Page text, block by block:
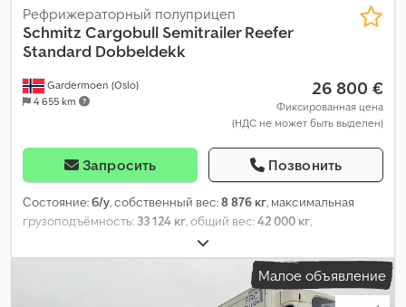
Gardermoen (Oslo)
4 655 km
Рефрижераторный полуприцеп
Schmitz Cargobull Semitrailer Reefer
Standard Dobbeldekk
26 800 €
Фиксированная цена
(НДС не может быть выделен)
Запросить Позвонить
Состояние:б/у, собственный вес:8 876 кг, максимальная
грузоподъёмность: 33 124 кг, общий вес:42 000 кг,
, первая регистрация:
следующая проверка (TÜV):07/2026, длина грузового отсека:
, ширина пространства для загрузки:2 490 мм,
, объем грузового
Малое объявление